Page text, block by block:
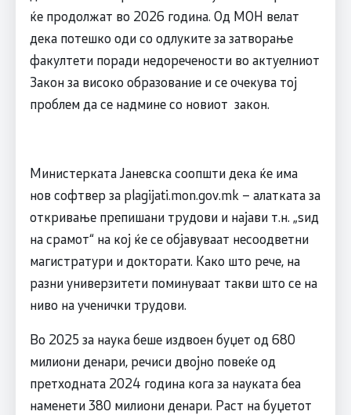
ќе продолжат во 2026 година. Од МОН велат
дека потешко оди со одлуките за затворање
факултети поради недоречености во актуелниот
Закон за високо образование и се очекува тој
проблем да се надмине со новиот закон.
Министерката Јаневска соопшти дека ќе има
нов софтвер за plagijati.mon.gov.mk – алатката за
откривање препишани трудови и најави т.н. „ѕид
на срамот“ на кој ќе се објавуваат несоодветни
магистратури и докторати. Како што рече, на
разни универзитети поминуваат такви што се на
ниво на ученички трудови.
Во 2025 за наука беше издвоен буџет од 680
милиони денари, речиси двојно повеќе од
претходната 2024 година кога за науката беа
наменети 380 милиони денари. Раст на буџетот